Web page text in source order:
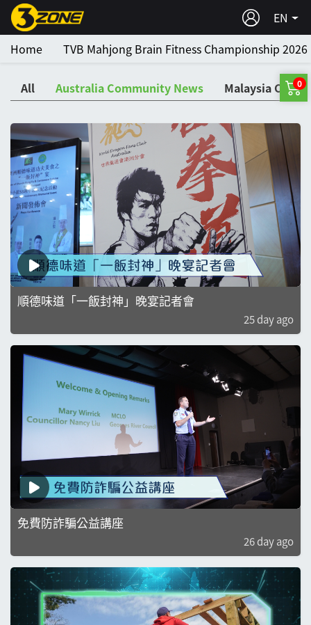
EN
Home
TVB Mahjong Brain Fitness Championship 2026
All Australia Community News Malaysia
順德味道「一飯封神」晚宴記者會
25 day ago
免費防詐騙公益講座
26 day ago
0